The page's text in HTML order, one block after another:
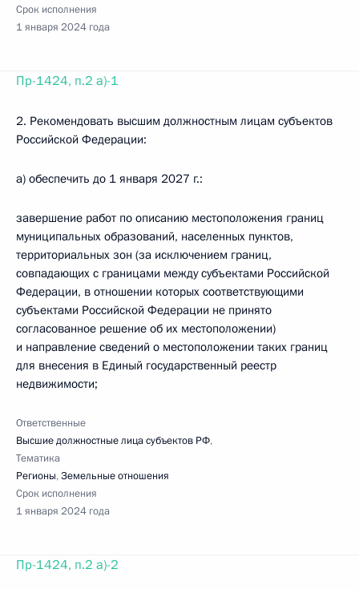
Срок исполнения
1 января 2024 года
Пр-1424, п.2 а)-1
2. Рекомендовать высшим должностным лицам субъектов
Российской Федерации:
а) обеспечить до 1 января 2027 г.:
завершение работ по описанию местоположения границ
муниципальных образований, населенных пунктов,
территориальных зон (за исключением границ,
совпадающих с границами между субъектами Российской
Федерации, в отношении которых соответствующими
субъектами Российской Федерации не принято
согласованное решение об их местоположении)
и направление сведений о местоположении таких границ
для внесения в Единый государственный реестр
недвижимости;
Ответственные
Высшие должностные лица субъектов РФ,
Тематика
Регионы,Земельные отношения
Срок исполнения
1 января 2024 года
Пр-1424, п.2 а)-2